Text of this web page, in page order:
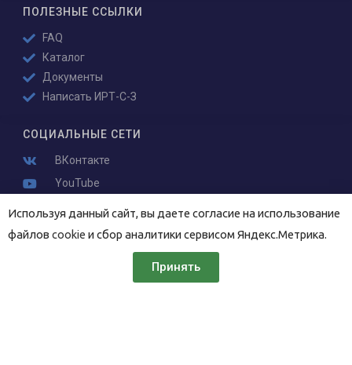
ПОЛЕЗНЫЕ ССЫЛКИ
FAQ
Каталог
Документы
Написать ИРТ-С-З
СОЦИАЛЬНЫЕ СЕТИ
ВКонтакте
YouTube
КОНТАКТЫ
Санкт-Петербург
Используя данный сайт, вы даете согласие на использование
файлов cookie и сбор аналитики сервисом Яндекс.Метрика.
Принять